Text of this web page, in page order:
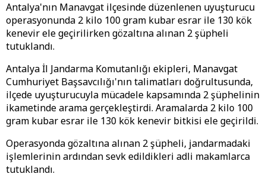
Antalya'nın Manavgat ilçesinde düzenlenen uyuşturucu
operasyonunda 2 kilo 100 gram kubar esrar ile 130 kök
kenevir ele geçirilirken gözaltına alınan 2 şüpheli
tutuklandı.
Antalya İl Jandarma Komutanlığı ekipleri, Manavgat
Cumhuriyet Başsavcılığı'nın talimatları doğrultusunda,
ilçede uyuşturucuyla mücadele kapsamında 2 şüphelinin
ikametinde arama gerçekleştirdi. Aramalarda 2 kilo 100
gram kubar esrar ile 130 kök kenevir bitkisi ele geçirildi.
Operasyonda gözaltına alınan 2 şüpheli, jandarmadaki
işlemlerinin ardından sevk edildikleri adli makamlarca
tutuklandı.